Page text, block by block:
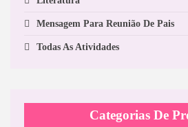
Mensagem Para Reunião De Pais
Todas As Atividades
Categorias De